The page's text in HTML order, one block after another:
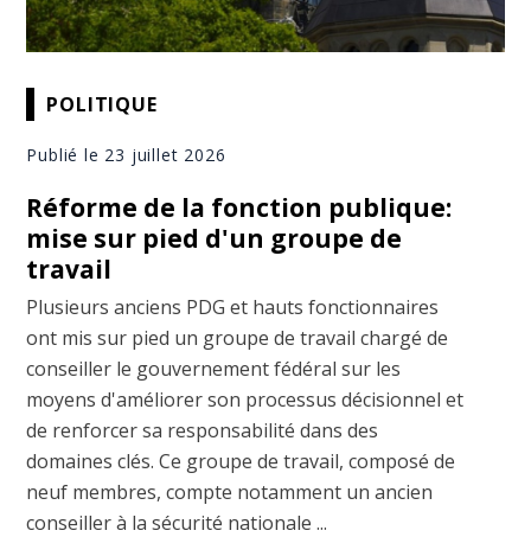
POLITIQUE
Publié le 23 juillet 2026
Réforme de la fonction publique:
mise sur pied d'un groupe de
travail
Plusieurs anciens PDG et hauts fonctionnaires
ont mis sur pied un groupe de travail chargé de
conseiller le gouvernement fédéral sur les
moyens d'améliorer son processus décisionnel et
de renforcer sa responsabilité dans des
domaines clés. Ce groupe de travail, composé de
neuf membres, compte notamment un ancien
conseiller à la sécurité nationale ...